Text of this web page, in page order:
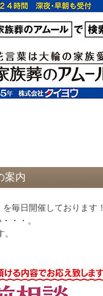
案内
毎日開催しております！
・・。